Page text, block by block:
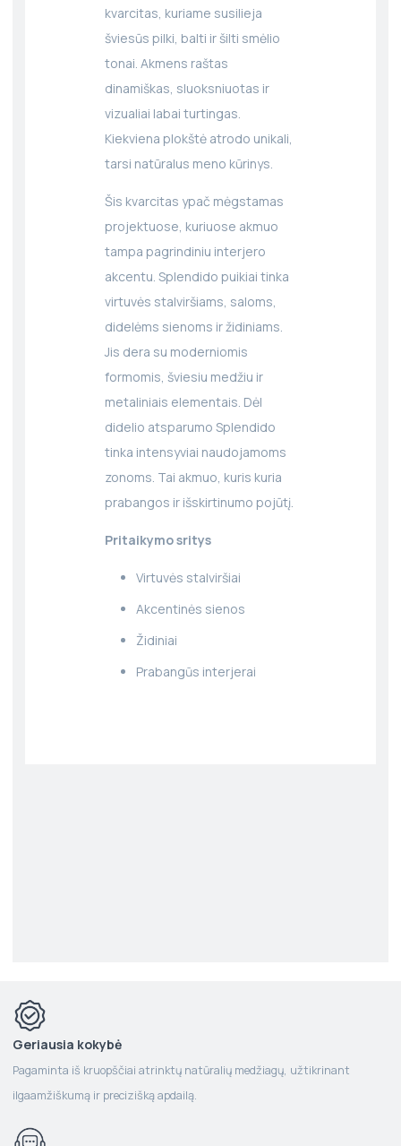
kvarcitas, kuriame susilieja
šviesūs pilki, balti ir šilti smėlio
tonai. Akmens raštas
dinamiškas, sluoksniuotas ir
vizualiai labai turtingas.
Kiekviena plokštė atrodo unikali,
tarsi natūralus meno kūrinys.
Šis kvarcitas ypač mėgstamas
projektuose, kuriuose akmuo
tampa pagrindiniu interjero
akcentu. Splendido puikiai tinka
virtuvės stalviršiams, saloms,
didelėms sienoms ir židiniams.
Jis dera su moderniomis
formomis, šviesiu medžiu ir
metaliniais elementais. Dėl
didelio atsparumo Splendido
tinka intensyviai naudojamoms
zonoms. Tai akmuo, kuris kuria
prabangos ir išskirtinumo pojūtį.
Pritaikymo sritys
Virtuvės stalviršiai
Akcentinės sienos
Židiniai
Prabangūs interjerai
Geriausia kokybė
Pagaminta iš kruopščiai atrinktų natūralių medžiagų, užtikrinant
ilgaamžiškumą ir precizišką apdailą.